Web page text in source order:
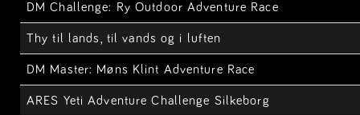
DM Challenge: Ry Outdoor Adventure Race
Thy til lands, til vands og i luften
DM Master: Møns Klint Adventure Race
ARES Yeti Adventure Challenge Silkeborg